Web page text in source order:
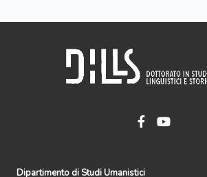
Dipartimento di Studi Umanistici